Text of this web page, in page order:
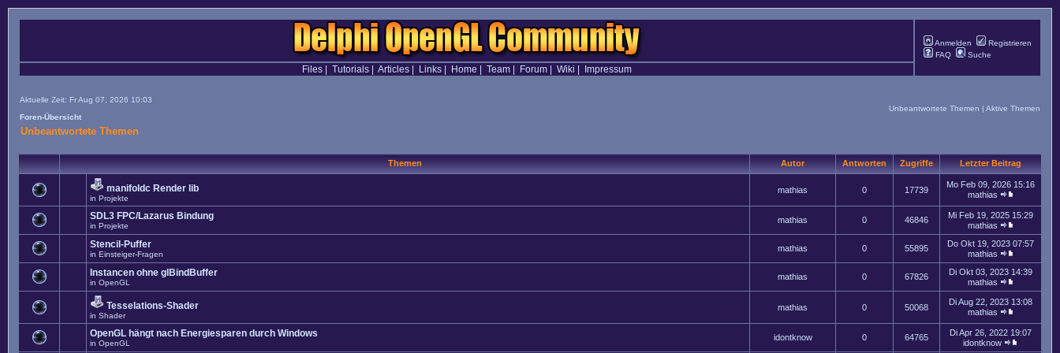
Anmelden
Registrieren
FAQ
Suche
Files| Tutorials| Articles| Links| Home Team| Forum| Wiki Impressum
Aktuelle Zeit: Fr Aug 07, 2026 10:03
Foren-Übersicht
Unbeantwortete Themen | Aktive Themen
Unbeantwortete Themen
Themen Autor Antworten Zugriffe Letzter Beitrag
manifoldc Render lib
in Projekte
mathias 0 17739
Mo Feb 09, 2026 15:16
mathias
SDL3 FPC/Lazarus Bindung
in Projekte
mathias 0 46846
Mi Feb 19, 2025 15:29
mathias
Stencil-Puffer
in Einsteiger-Fragen
mathias 0 55895
Do Okt 19, 2023 07:57
mathias
Instancen ohne glBindBuffer
in OpenGL
mathias 0 67826
Di Okt 03, 2023 14:39
mathias
Tesselations-Shader
in Shader
mathias 0 50068
Di Aug 22, 2023 13:08
mathias
OpenGL hängt nach Energiesparen durch Windows
in OpenGL
idontknow 0 64765
Di Apr 26, 2022 19:07
idontknow